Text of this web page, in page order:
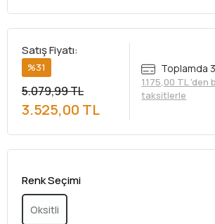
Satış Fiyatı:
%31
5.079,99 TL
3.525,00 TL
Toplamda
1.175,00 TL 'den
taksitlerle
Renk Seçimi
Oksitli